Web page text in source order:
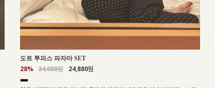
도트 투피스 파자마 SET
28% 34,000원 24,880원